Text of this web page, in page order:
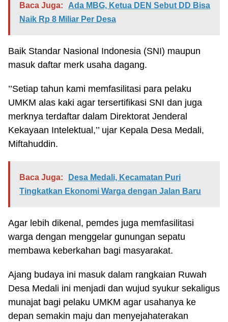
Baca Juga:
Ada MBG, Ketua DEN Sebut DD Bisa
Naik Rp 8 Miliar Per Desa
Baik Standar Nasional Indonesia (SNI) maupun
masuk daftar merk usaha dagang.
’’Setiap tahun kami memfasilitasi para pelaku
UMKM alas kaki agar tersertifikasi SNI dan juga
merknya terdaftar dalam Direktorat Jenderal
Kekayaan Intelektual,’’ ujar Kepala Desa Medali,
Miftahuddin.
Baca Juga:
Desa Medali, Kecamatan Puri
Tingkatkan Ekonomi Warga dengan Jalan Baru
Agar lebih dikenal, pemdes juga memfasilitasi
warga dengan menggelar gunungan sepatu
membawa keberkahan bagi masyarakat.
Ajang budaya ini masuk dalam rangkaian Ruwah
Desa Medali ini menjadi dan wujud syukur sekaligus
munajat bagi pelaku UMKM agar usahanya ke
depan semakin maju dan menyejahaterakan